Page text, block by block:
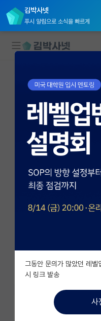
김박사넷
푸시 알림으로 소식을 빠르게
대학원생 모집
국내대학원 정보
연구실&오픈랩
연구실&오픈랩 홈
오픈랩 전체보기
PI 회원 신청
커뮤니티
유학교육
이벤트
반도체 아카데미
재팬라운지 🌸
그동안 문의가 많았던 레
시 링크 발송
사
카카오 계정
성균관대학
https://